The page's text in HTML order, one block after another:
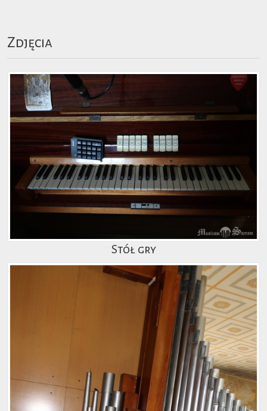
Zdjęcia
Stół gry